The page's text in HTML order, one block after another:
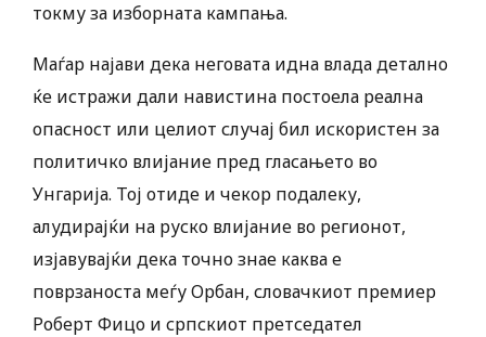
токму за изборната кампања.
Маѓар најави дека неговата идна влада детално
ќе истражи дали навистина постоела реална
опасност или целиот случај бил искористен за
политичко влијание пред гласањето во
Унгарија. Тој отиде и чекор подалеку,
алудирајќи на руско влијание во регионот,
изјавувајќи дека точно знае каква е
поврзаноста меѓу Орбан, словачкиот премиер
Роберт Фицо и српскиот претседател